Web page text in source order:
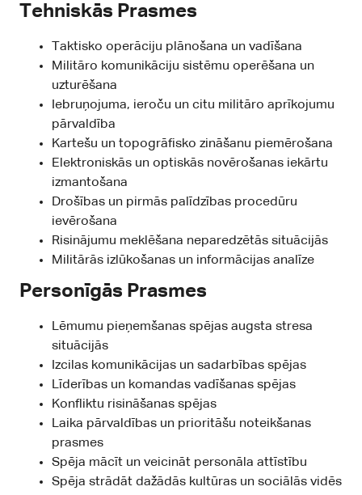
Tehniskās Prasmes
Taktisko operāciju plānošana un vadīšana
Militāro komunikāciju sistēmu operēšana un
uzturēšana
Iebruņojuma, ieroču un citu militāro aprīkojumu
pārvaldība
Kartešu un topogrāfisko zināšanu piemērošana
Elektroniskās un optiskās novērošanas iekārtu
izmantošana
Drošības un pirmās palīdzības procedūru
ievērošana
Risinājumu meklēšana neparedzētās situācijās
Militārās izlūkošanas un informācijas analīze
Personīgās Prasmes
Lēmumu pieņemšanas spējas augsta stresa
situācijās
Izcilas komunikācijas un sadarbības spējas
Līderības un komandas vadīšanas spējas
Konfliktu risināšanas spējas
Laika pārvaldības un prioritāšu noteikšanas
prasmes
Spēja mācīt un veicināt personāla attīstību
Spēja strādāt dažādās kultūras un sociālās vidēs